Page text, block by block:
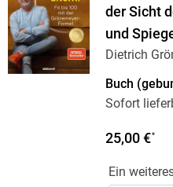
der Sicht
und
Dietrich
Buch
Sofort
25,00 €*
Ein